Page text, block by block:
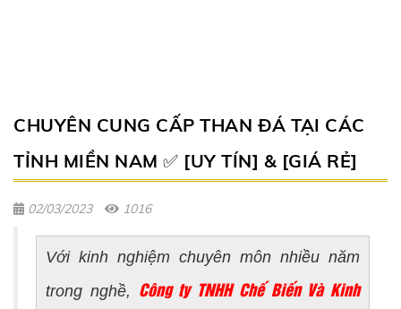
CHUYÊN CUNG CẤP THAN ĐÁ TẠI CÁC
TỈNH MIỀN NAM ✅ [UY TÍN] & [GIÁ RẺ]
02/03/2023 1016
Với kinh nghiệm chuyên môn nhiều năm
trong nghề, Công ty TNHH Chế Biến Và Kinh